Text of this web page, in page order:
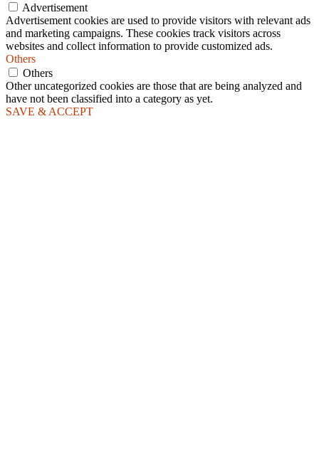
Advertisement
Advertisement cookies are used to provide visitors with relevant ads
and marketing campaigns. These cookies track visitors across
websites and collect information to provide customized ads.
Others
Others
Other uncategorized cookies are those that are being analyzed and
have not been classified into a category as yet.
SAVE & ACCEPT